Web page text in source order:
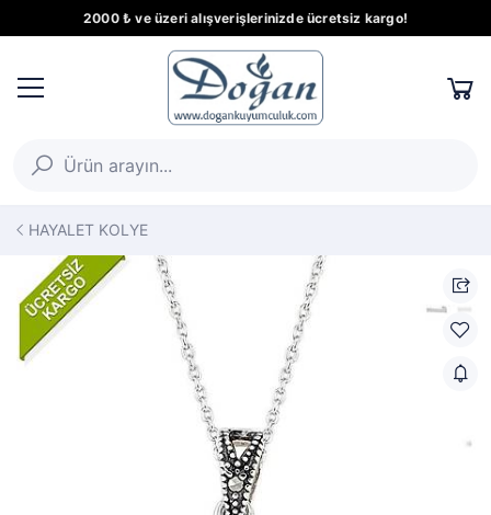
2000 ₺ ve üzeri alışverişlerinizde ücretsiz kargo!
HAYALET KOLYE